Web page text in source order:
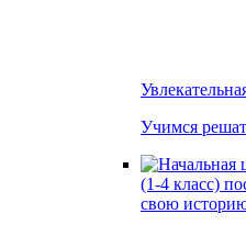
Учимся